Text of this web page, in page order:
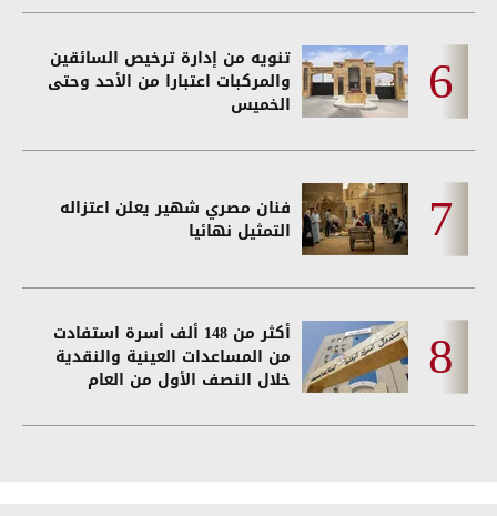
تنويه من إدارة ترخيص السائقين
والمركبات اعتبارا من الأحد وحتى
الخميس
فنان مصري شهير يعلن اعتزاله
التمثيل نهائيا
أكثر من 148 ألف أسرة استفادت
من المساعدات العينية والنقدية
خلال النصف الأول من العام